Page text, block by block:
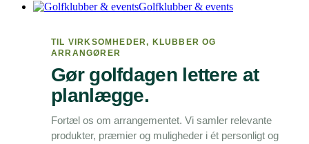
Golfklubber & events
TIL VIRKSOMHEDER, KLUBBER OG
ARRANGØRER
Gør golfdagen lettere at
planlægge.
Fortæl os om arrangementet. Vi samler relevante
produkter, præmier og muligheder i ét personligt og